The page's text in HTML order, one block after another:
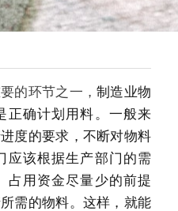
理
精益生产和管理）
的环节之一，制造业物
正确计划用料。一般来
度的要求，不断对物料
应该根据生产部门的需
占用资金尽量少的前提
需的物料。这样，就能